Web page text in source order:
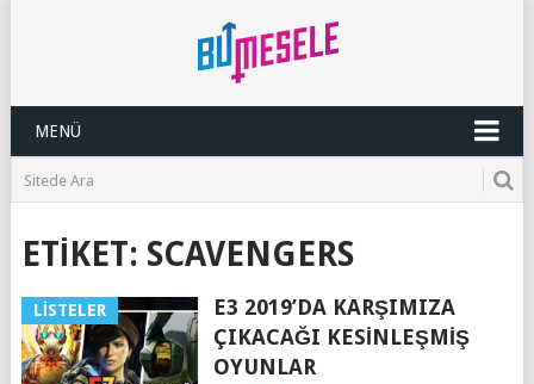
MENÜ
ETIKET: SCAVENGERS
LISTELER
E3 2019’DA KARŞIMIZA
ÇIKACAĞI KESINLEŞMIŞ
OYUNLAR